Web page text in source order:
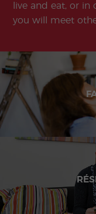
live and eat, or in
you will meet